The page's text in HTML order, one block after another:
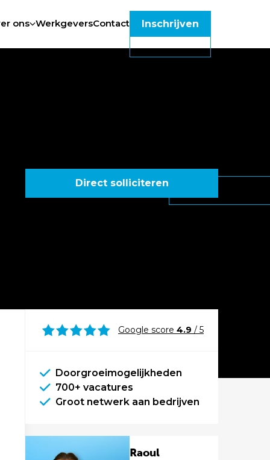
ons WerkgeversContact Inschrijven
Direct solliciteren
Google score 4.9 / 5
Doorgroeimogelijkheden
700+ vacatures
Groot netwerk aan bedrijven
Raoul